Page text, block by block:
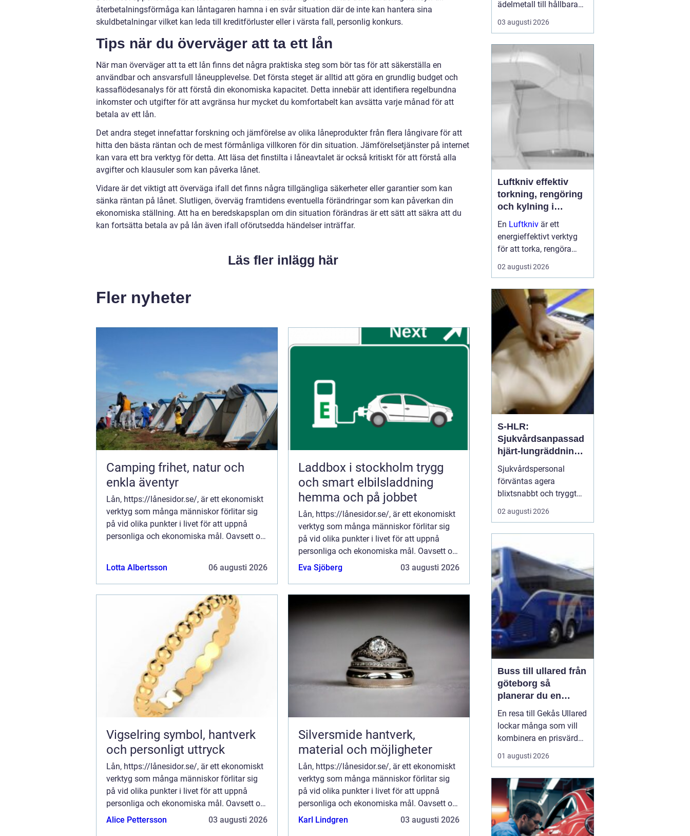
återbetalningsförmåga kan låntagaren hamna i en svår situation där de inte kan hantera sina
skuldbetalningar vilket kan leda till kreditförluster eller i värsta fall, personlig konkurs.
Tips när du överväger att ta ett lån
När man överväger att ta ett lån finns det några praktiska steg som bör tas för att säkerställa en
användbar och ansvarsfull låneupplevelse. Det första steget är alltid att göra en grundlig budget och
kassaflödesanalys för att förstå din ekonomiska kapacitet. Detta innebär att identifiera regelbundna
inkomster och utgifter för att avgränsa hur mycket du komfortabelt kan avsätta varje månad för att
betala av ett lån.
Det andra steget innefattar forskning och jämförelse av olika låneprodukter från flera långivare för att
hitta den bästa räntan och de mest förmånliga villkoren för din situation. Jämförelsetjänster på internet
kan vara ett bra verktyg för detta. Att läsa det finstilta i låneavtalet är också kritiskt för att förstå alla
avgifter och klausuler som kan påverka lånet.
Vidare är det viktigt att överväga ifall det finns några tillgängliga säkerheter eller garantier som kan
sänka räntan på lånet. Slutligen, överväg framtidens eventuella förändringar som kan påverkan din
ekonomiska ställning. Att ha en beredskapsplan om din situation förändras är ett sätt att säkra att du
kan fortsätta betala av på lån även ifall oförutsedda händelser inträffar.
Läs fler inlägg här
Fler nyheter
Camping frihet, natur och
enkla äventyr
Lån, https://lånesidor.se/, är ett ekonomiskt
verktyg som många människor förlitar sig
på vid olika punkter i livet för att uppnå
personliga och ekonomiska mål. Oavsett om
Lotta Albertsson
06 augusti 2026
Laddbox i stockholm trygg
och smart elbilsladdning
hemma och på jobbet
Lån, https://lånesidor.se/, är ett ekonomiskt
verktyg som många människor förlitar sig
på vid olika punkter i livet för att uppnå
personliga och ekonomiska mål. Oavsett om
det är för a...
Eva Sjöberg 03 augusti 2026
Vigselring symbol, hantverk
och personligt uttryck
Lån, https://lånesidor.se/, är ett ekonomiskt
verktyg som många människor förlitar sig
på vid olika punkter i livet för att uppnå
personliga och ekonomiska mål. Oavsett om
det är för a...
Alice Pettersson 03 augusti 2026
Silversmide hantverk,
material och möjligheter
Lån, https://lånesidor.se/, är ett ekonomiskt
verktyg som många människor förlitar sig
på vid olika punkter i livet för att uppnå
personliga och ekonomiska mål. Oavsett om
det är för a...
Karl Lindgren 03 augusti 2026
ädelmetall till hållbara
och personliga föremål. I
grunden rör det sig om
såga, fila, hamra och
löda. I praktiken rymmer
hantverket en hel värld
av tekniker, verktyg,
legeringar och uttryck.
03 augusti 2026
Luftkniv effektiv
torkning, rengöring
och kylning i
modern industri
En Luftkniv är ett
energieffektivt verktyg
för att torka, rengöra
eller kyla produkter i
rörelse. Tekniken bygger
koncentrerad luftström
som blåser bort vatten,
damm, smuts eller
överskottsvätska ...
02 augusti 2026
S-HLR:
Sjukvårdsanpassad
hjärt-lungräddning
som räddar liv
Sjukvårdspersonal
förväntas agera
blixtsnabbt och tryggt
när en patient drabbas
av hjärtstopp. Då räcker
fördjupad form av hjärt-
lungräddning som ä...
02 augusti 2026
Buss till ullared från
göteborg så
planerar du en
smidig shoppingdag
En resa till Gekås Ullared
lockar många som vill
kombinera en prisvärd
shoppingdag med en
enkel och bekväm
till Ullared från Göteborg
gördagen mindre
stressig än om ...
01 augusti 2026